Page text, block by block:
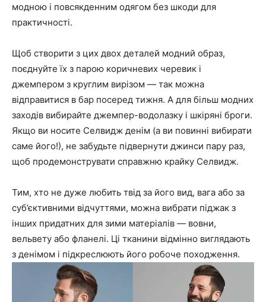
модною і повсякденним одягом без шкоди для
практичності.
Щоб створити з цих двох деталей модний образ,
поєднуйте їх з парою коричневих черевик і
джемпером з круглим вирізом — так можна
відправитися в бар посеред тижня. А для більш модних
заходів вибирайте джемпер-водолазку і шкіряні броги.
Якщо ви носите Селвидж денім (а ви повинні вибирати
саме його!), не забудьте підвернути джинси пару раз,
щоб продемонструвати справжню крайку Селвидж.
Тим, хто не дуже любить твід за його вид, вага або за
суб’єктивними відчуттями, можна вибрати піджак з
інших придатних для зими матеріалів — вовни,
вельвету або фланелі. Ці тканини відмінно виглядають
з денімом і підкреслюють його робоче походження.